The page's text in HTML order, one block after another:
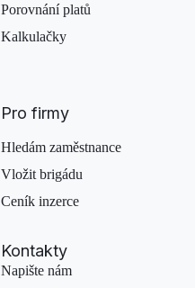
Porovnání platů
Kalkulačky
Pro firmy
Hledám zaměstnance
Vložit brigádu
Ceník inzerce
Kontakty
Napište nám